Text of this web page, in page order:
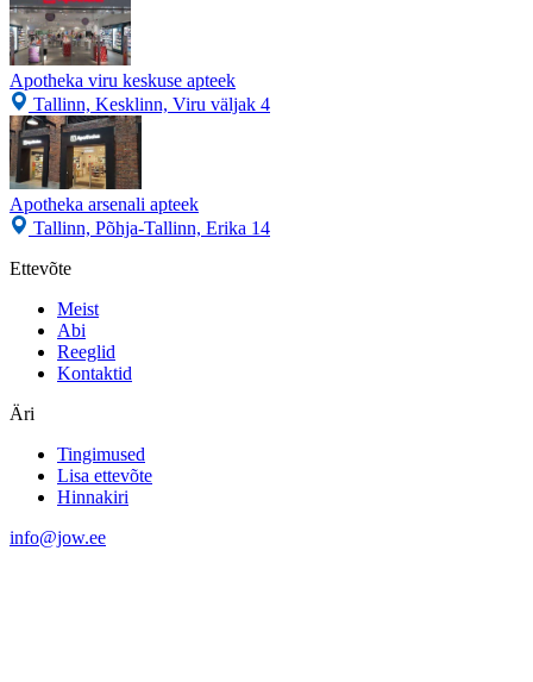
Apotheka viru keskuse apteek
Tallinn, Kesklinn, Viru väljak 4
Apotheka arsenali apteek
Tallinn, Põhja-Tallinn, Erika 14
Ettevõte
Meist
Abi
Reeglid
Kontaktid
Äri
Tingimused
Lisa ettevõte
Hinnakiri
info@jow.ee